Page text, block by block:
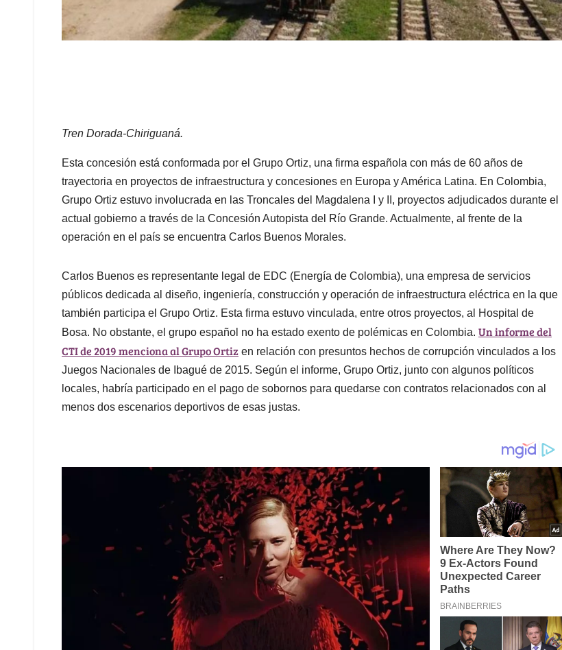
Tren Dorada-Chiriguaná.
Esta concesión está conformada por el Grupo Ortiz, una firma española con más de 60 años de
trayectoria en proyectos de infraestructura y concesiones en Europa y América Latina. En Colombia,
Grupo Ortiz estuvo involucrada en las Troncales del Magdalena I y II, proyectos adjudicados durante el
actual gobierno a través de la Concesión Autopista del Río Grande. Actualmente, al frente de la
operación en el país se encuentra Carlos Buenos Morales.
Carlos Buenos es representante legal de EDC (Energía de Colombia), una empresa de servicios
públicos dedicada al diseño, ingeniería, construcción y operación de infraestructura eléctrica en la que
también participa el Grupo Ortiz. Esta firma estuvo vinculada, entre otros proyectos, al Hospital de
Bosa. No obstante, el grupo español no ha estado exento de polémicas en Colombia. Un informe del
CTI de 2019 menciona al Grupo Ortiz en relación con presuntos hechos de corrupción vinculados a los
Juegos Nacionales de Ibagué de 2015. Según el informe, Grupo Ortiz, junto con algunos políticos
locales, habría participado en el pago de sobornos para quedarse con contratos relacionados con al
menos dos escenarios deportivos de esas justas.